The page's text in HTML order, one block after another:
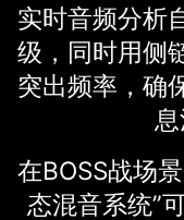
实时音频分析
级，同时用侧
突出频率，确
在BOSS战场
态混音系统”